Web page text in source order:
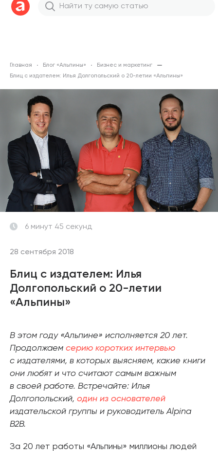
Главная Блог «Альпины»
Бизнес и маркетинг
Блиц с издателем: Илья Долгопольский о 20-летии «Альпины»
28 сентября 2018
6 минут 45 секунд
Блиц с издателем: Илья
Долгопольский о 20-летии
«Альпины»
В этом году «Альпине» исполняется 20 лет.
Продолжаем серию коротких интервью
с издателями, в которых выясняем, какие книги
они любят и что считают самым важным
в своей работе. Встречайте: Илья
Долгопольский, один из основателей
издательской группы и руководитель Alpina
B2B.
За 20 лет работы «Альпины» миллионы людей